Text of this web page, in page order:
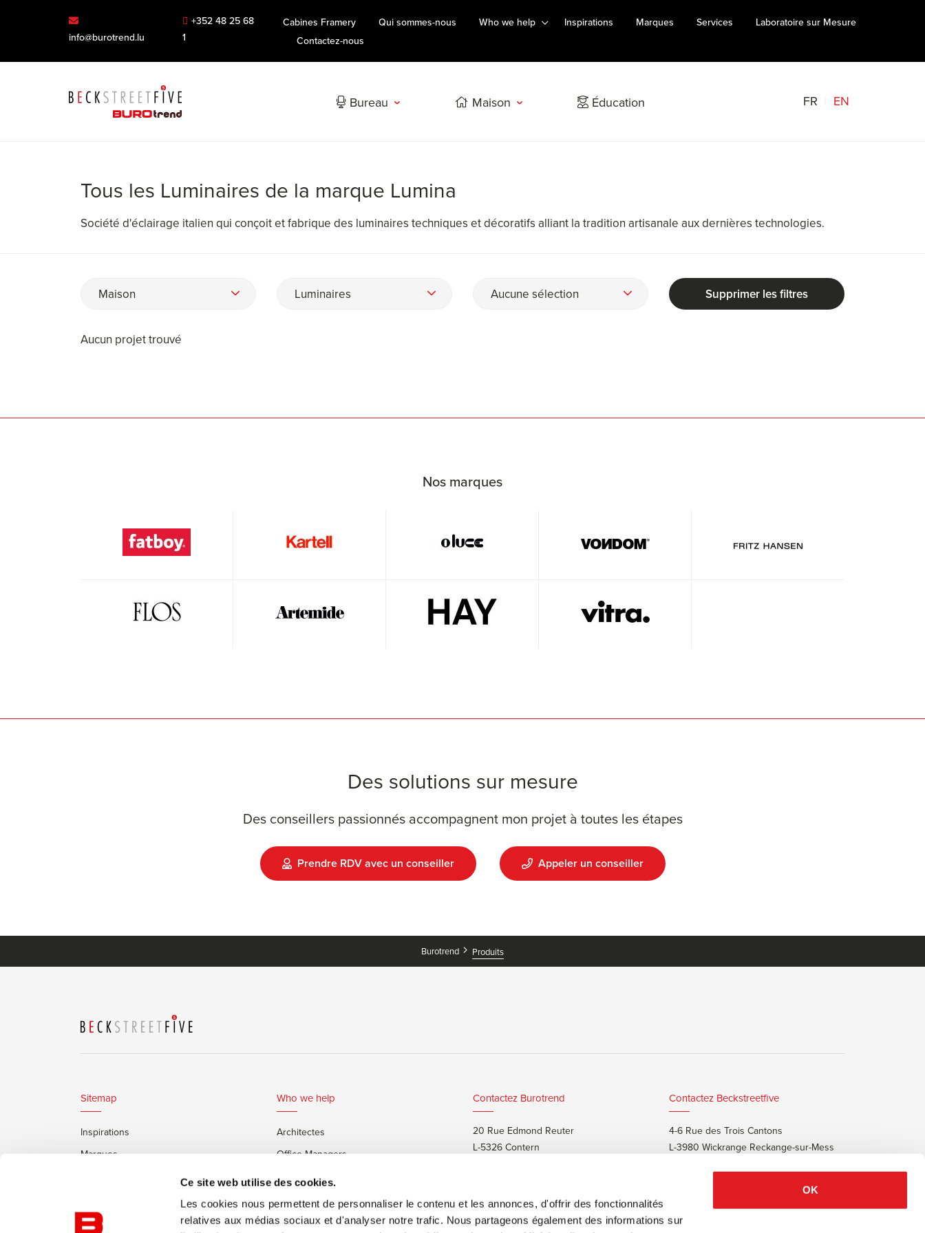
Ce site web utilise des cookies.
Les cookies nous permettent de personnaliser le contenu et les annonces, d'offrir des fonctionnalités
relatives aux médias sociaux et d'analyser notre trafic. Nous partageons également des informations sur
OK
info@burotrend.lu
+352 48 25 68
1
Cabines Framery Qui sommes-nous Who we help Inspirations Marques Services
Laboratoire sur Mesure
Contactez-nous
Bureau Maison Éducation FR EN
Tous les Luminaires de la marque Lumina
Société d'éclairage italien qui conçoit et fabrique des luminaires techniques et décoratifs alliant la tradition artisanale aux dernières technologies.
Maison Luminaires Aucune sélection Supprimer les filtres
Aucun projet trouvé
Nos marques
Des solutions sur mesure
Des conseillers passionnés accompagnent mon projet à toutes les étapes
Prendre RDV avec un conseiller Appeler un conseiller
Burotrend Produits
Sitemap
Inspirations
Marques
Cabines Insonorisées Framery
Who we help
Architectes
Office Managers
Clients privés
Contactez Burotrend
20 Rue Edmond Reuter
L-5326 Contern
Contactez Beckstreetfive
4-6 Rue des Trois Cantons
L-3980 Wickrange Reckange-sur-Mess
+352 48 25 68 55